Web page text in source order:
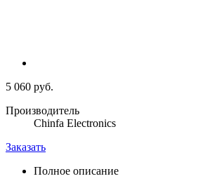
5 060 руб.
Производитель
Chinfa Electronics
Заказать
Полное описание